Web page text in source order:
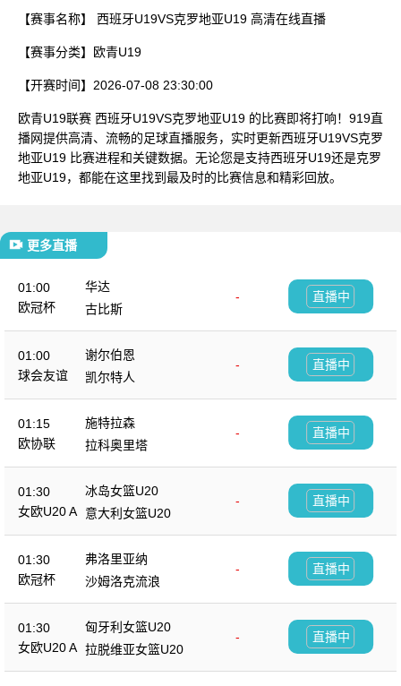
【赛事名称】 西班牙U19VS克罗地亚U19 高清在线直播
【赛事分类】 欧青U19
【开赛时间】 2026-07-08 23:30:00
欧青U19联赛 西班牙U19VS克罗地亚U19 的比赛即将打响！919直
播网提供高清、流畅的足球直播服务，实时更新西班牙U19VS克罗
地亚U19 比赛进程和关键数据。无论您是支持西班牙U19还是克罗
地亚U19，都能在这里找到最及时的比赛信息和精彩回放。
更多直播
01:00
欧冠杯
华达
-
古比斯
直播中
01:00
球会友谊
谢尔伯恩
-
凯尔特人
直播中
01:15
欧协联
施特拉森
-
拉科奥里塔
直播中
01:30
女欧U20 A
冰岛女篮U20
-
意大利女篮U20
直播中
01:30
欧冠杯
弗洛里亚纳
-
沙姆洛克流浪
直播中
01:30
女欧U20 A
匈牙利女篮U20
-
拉脱维亚女篮U20
直播中